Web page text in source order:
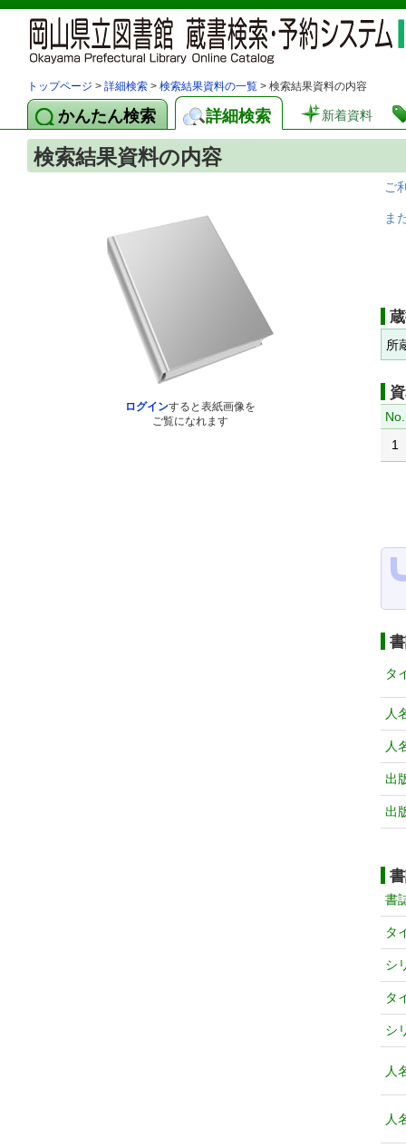
トップページ > 詳細検索 > 検索結果資料の一覧 > 検索結果資料の内容
かんたん検索 詳細検索 新着資料
検索結果資料の内容
ログインすると表紙画像を
ご覧になれます
ご
ま
所
No.
1
タ
人
人
出
出
書
タ
シ
タ
シ
人
人